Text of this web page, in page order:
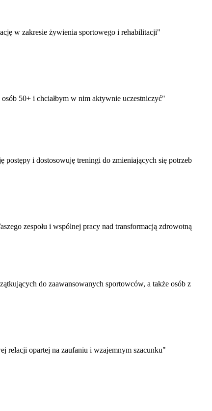
w zakresie żywienia sportowego i rehabilitacji"
50+ i chciałbym w nim aktywnie uczestniczyć"
i dostosowuję treningi do zmieniających się potrzeb
zespołu i wspólnej pracy nad transformacją zdrowotną
do zaawansowanych sportowców, a także osób z
relacji opartej na zaufaniu i wzajemnym szacunku"